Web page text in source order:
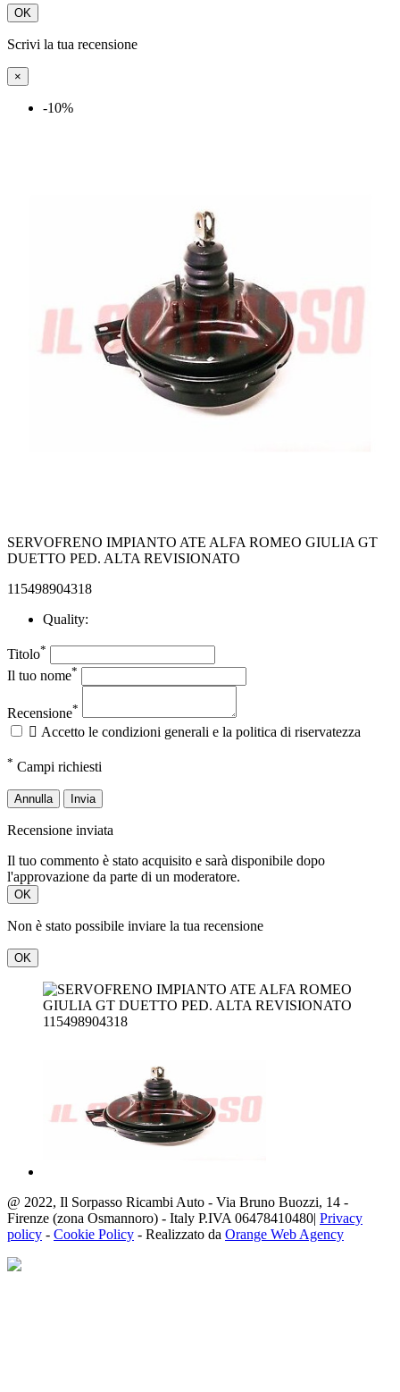
OK
Scrivi la tua recensione
×
-10%
SERVOFRENO IMPIANTO ATE ALFA ROMEO GIULIA GT
DUETTO PED. ALTA REVISIONATO
115498904318
Quality:
Titolo*
Il tuo nome*
Recensione*
 Accetto le condizioni generali e la politica di riservatezza
* Campi richiesti
Annulla Invia
Recensione inviata
Il tuo commento è stato acquisito e sarà disponibile dopo
l'approvazione da parte di un moderatore.
OK
Non è stato possibile inviare la tua recensione
OK
115498904318
@ 2022, Il Sorpasso Ricambi Auto - Via Bruno Buozzi, 14 -
Firenze (zona Osmannoro) - Italy P.IVA 06478410480| Privacy
policy - Cookie Policy - Realizzato da Orange Web Agency